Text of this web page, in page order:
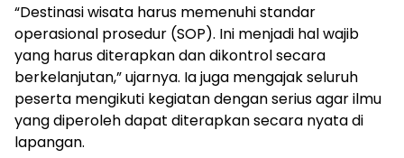
“Destinasi wisata harus memenuhi standar
operasional prosedur (SOP). Ini menjadi hal wajib
yang harus diterapkan dan dikontrol secara
berkelanjutan,” ujarnya. Ia juga mengajak seluruh
peserta mengikuti kegiatan dengan serius agar ilmu
yang diperoleh dapat diterapkan secara nyata di
lapangan.